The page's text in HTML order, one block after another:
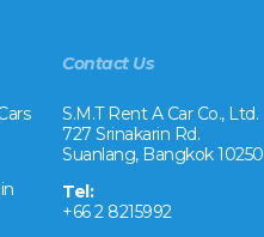
Contact Us
S.M.T Rent A Car Co., Ltd.
727 Srinakarin Rd.
Suanlang, Bangkok 10250
Tel:
+66 2 8215992